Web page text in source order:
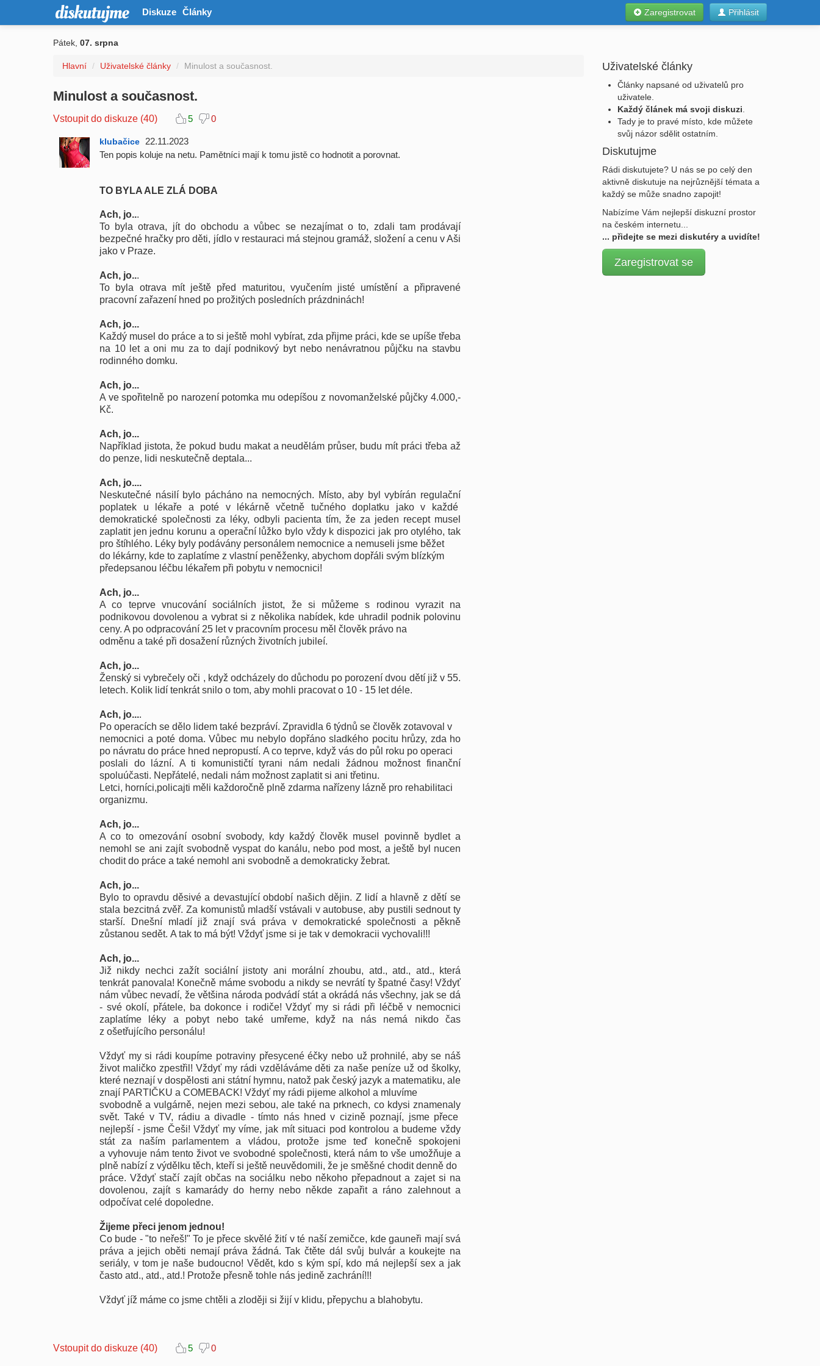
Diskuze Články Přihlásit
Zaregistrovat
Pátek, 07. srpna
Hlavní / Uživatelské články / Minulost a současnost.
Minulost a současnost.
Vstoupit do diskuze (40) 5 0
klubačice
22.11.2023
Ten popis koluje na netu. Pamětníci mají k tomu jistě co hodnotit a porovnat.
TO BYLA ALE ZLÁ DOBA
Ach, jo...
To byla otrava, jít do obchodu a vůbec se nezajímat o to, zdali tam prodávají
bezpečné hračky pro děti, jídlo v restauraci má stejnou gramáž, složení a cenu v Aši
jako v Praze.
Ach, jo...
To byla otrava mít ještě před maturitou, vyučením jisté umístění a připravené
pracovní zařazení hned po prožitých posledních prázdninách!
Ach, jo...
Každý musel do práce a to si ještě mohl vybírat, zda přijme práci, kde se upíše třeba
na 10 let a oni mu za to dají podnikový byt nebo nenávratnou půjčku na stavbu
rodinného domku.
Ach, jo...
A ve spořitelně po narození potomka mu odepíšou z novomanželské půjčky 4.000,-
Kč.
Ach, jo...
Například jistota, že pokud budu makat a neudělám průser, budu mít práci třeba až
do penze, lidi neskutečně deptala...
Ach, jo....
Neskutečné násilí bylo pácháno na nemocných. Místo, aby byl vybírán regulační
poplatek u lékaře a poté v lékárně včetně tučného doplatku jako v každé
demokratické společnosti za léky, odbyli pacienta tím, že za jeden recept musel
zaplatit jen jednu korunu a operační lůžko bylo vždy k dispozici jak pro otylého, tak
pro štíhlého. Léky byly podávány personálem nemocnice a nemuseli jsme běžet
do lékárny, kde to zaplatíme z vlastní peněženky, abychom dopřáli svým blízkým
předepsanou léčbu lékařem při pobytu v nemocnici!
Ach, jo...
A co teprve vnucování sociálních jistot, že si můžeme s rodinou vyrazit na
podnikovou dovolenou a vybrat si z několika nabídek, kde uhradil podnik polovinu
ceny. A po odpracování 25 let v pracovním procesu měl člověk právo na
odměnu a také při dosažení různých životních jubileí.
Ach, jo...
Ženský si vybrečely oči , když odcházely do důchodu po porození dvou dětí již v 55.
letech. Kolik lidí tenkrát snilo o tom, aby mohli pracovat o 10 - 15 let déle.
Ach, jo....
Po operacích se dělo lidem také bezpráví. Zpravidla 6 týdnů se člověk zotavoval v
nemocnici a poté doma. Vůbec mu nebylo dopřáno sladkého pocitu hrůzy, zda ho
po návratu do práce hned nepropustí. A co teprve, když vás do půl roku po operaci
poslali do lázní. A ti komunističtí tyrani nám nedali žádnou možnost finanční
spoluúčasti. Nepřátelé, nedali nám možnost zaplatit si ani třetinu.
Letci, horníci,policajti měli každoročně plně zdarma nařízeny lázně pro rehabilitaci
organizmu.
Ach, jo...
A co to omezování osobní svobody, kdy každý člověk musel povinně bydlet a
nemohl se ani zajít svobodně vyspat do kanálu, nebo pod most, a ještě byl nucen
chodit do práce a také nemohl ani svobodně a demokraticky žebrat.
Ach, jo...
Bylo to opravdu děsivé a devastující období našich dějin. Z lidí a hlavně z dětí se
stala bezcitná zvěř. Za komunistů mladší vstávali v autobuse, aby pustili sednout ty
starší.
Dnešní mladí již znají svá práva v demokratické společnosti a pěkně
zůstanou sedět. A tak to má být! Vždyť jsme si je tak v demokracii vychovali!!!
Ach, jo...
Již nikdy nechci zažít sociální jistoty ani morální zhoubu, atd., atd., atd., která
tenkrát panovala! Konečně máme svobodu a nikdy se nevrátí ty špatné časy! Vždyť
nám vůbec nevadí, že většina národa podvádí stát a okrádá nás všechny, jak se dá
- své okolí, přátele, ba dokonce i rodiče! Vždyť my si rádi při léčbě v nemocnici
zaplatíme léky a pobyt nebo také umřeme, když na nás nemá nikdo čas
z ošetřujícího personálu!
Vždyť my si rádi koupíme potraviny přesycené éčky nebo už prohnilé, aby se náš
život maličko zpestřil! Vždyť my rádi vzděláváme děti za naše peníze už od školky,
které neznají v dospělosti ani státní hymnu, natož pak český jazyk a matematiku, ale
znají PARTIČKU a COMEBACK! Vždyť my rádi pijeme alkohol a mluvíme
svobodně a vulgárně, nejen mezi sebou, ale také na prknech, co kdysi znamenaly
svět. Také v TV, rádiu a divadle - tímto nás hned v cizině poznají, jsme přece
nejlepší - jsme Češi! Vždyť my víme, jak mít situaci pod kontrolou a budeme vždy
stát za naším parlamentem a vládou, protože jsme teď konečně spokojeni
a vyhovuje nám tento život ve svobodné společnosti, která nám to vše umožňuje a
plně nabízí z výdělku těch, kteří si ještě neuvědomili, že je směšné chodit denně do
práce. Vždyť stačí zajít občas na sociálku nebo někoho přepadnout a zajet si na
dovolenou, zajít s kamarády do herny nebo někde zapařit a ráno zalehnout a
odpočívat celé dopoledne.
Žijeme přeci jenom jednou!
Co bude - "to neřeš!" To je přece skvělé žití v té naší zemičce, kde gauneři mají svá
práva a jejich oběti nemají práva žádná. Tak čtěte dál svůj bulvár a koukejte na
seriály, v tom je naše budoucno! Vědět, kdo s kým spí, kdo má nejlepší sex a jak
často atd., atd., atd.! Protože přesně tohle nás jedině zachrání!!!
Vždyť jíž máme co jsme chtěli a zloději si žijí v klidu, přepychu a blahobytu.
Vstoupit do diskuze (40) 5 0
Uživatelské články
Články napsané od uživatelů pro
uživatele.
Každý článek má svoji diskuzi
Tady je to pravé místo, kde můžete
svůj názor sdělit ostatním.
Diskutujme
Rádi diskutujete? U nás se po celý den
aktivně diskutuje na nejrůznější témata a
každý se může snadno zapojit!
Nabízíme Vám nejlepší diskuzní prostor
na českém internetu...
... přidejte se mezi diskutéry a uvidíte!
Zaregistrovat se